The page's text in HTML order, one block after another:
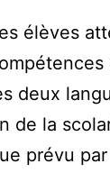
élèves
deux
de la
prévu